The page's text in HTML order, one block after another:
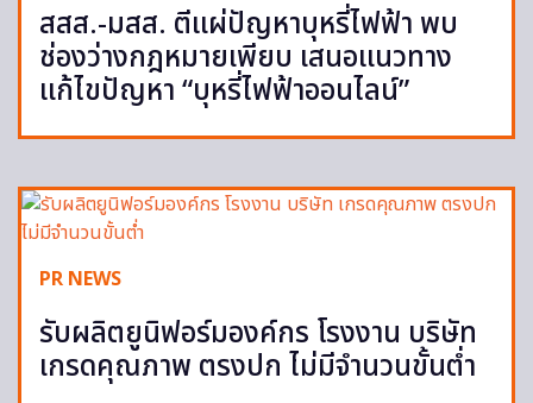
สสส.-มสส. ตีแผ่ปัญหาบุหรี่ไฟฟ้า พบ
ช่องว่างกฎหมายเพียบ เสนอแนวทาง
แก้ไขปัญหา “บุหรี่ไฟฟ้าออนไลน์”
PR NEWS
รับผลิตยูนิฟอร์มองค์กร โรงงาน บริษัท
เกรดคุณภาพ ตรงปก ไม่มีจำนวนขั้นต่ำ